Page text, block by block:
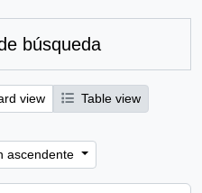
búsqueda
view
Table view
ascendente